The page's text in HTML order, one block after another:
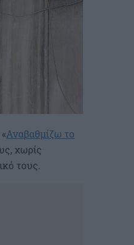
Αναβαθμίζω το
χωρίς
τους.